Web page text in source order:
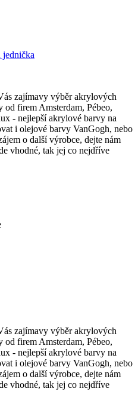
jednička
zajímavy výběr akrylových
od firem Amsterdam, Pébeo,
- nejlepší akrylové barvy na
i olejové barvy VanGogh, nebo
o další výrobce, dejte nám
vhodné, tak jej co nejdříve
zajímavy výběr akrylových
od firem Amsterdam, Pébeo,
- nejlepší akrylové barvy na
i olejové barvy VanGogh, nebo
o další výrobce, dejte nám
vhodné, tak jej co nejdříve